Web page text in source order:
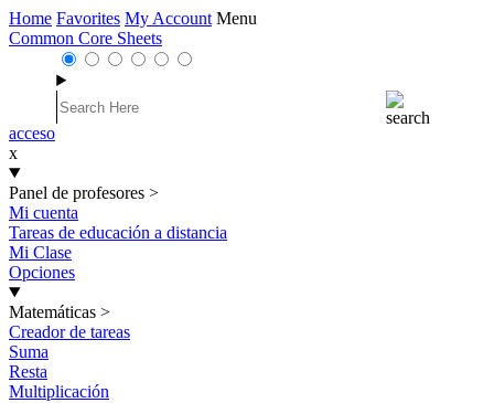
Home Favorites My Account Menu
Common Core Sheets
acceso
x
Panel de profesores >
Mi cuenta
Tareas de educación a distancia
Mi Clase
Opciones
Matemáticas >
Creador de tareas
Suma
Resta
Multiplicación